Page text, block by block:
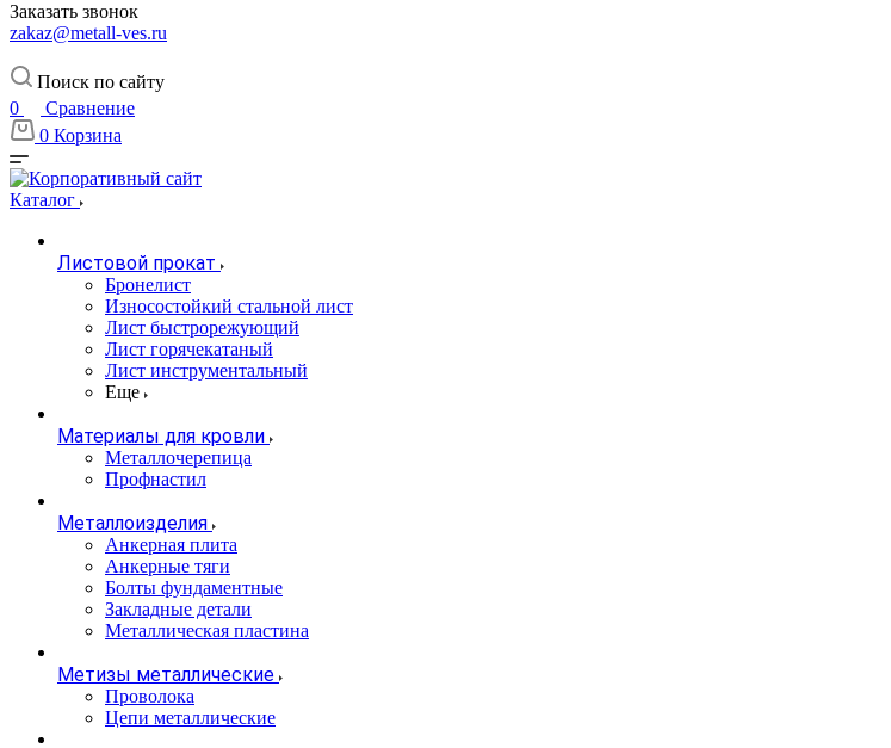
Заказать звонок
zakaz@metall-ves.ru
Поиск по сайту
0
Сравнение
0 Корзина
Каталог
Листовой прокат
Бронелист
Износостойкий стальной лист
Лист быстрорежующий
Лист горячекатаный
Лист инструментальный
Еще
Материалы для кровли
Металлочерепица
Профнастил
Металлоизделия
Анкерная плита
Анкерные тяги
Болты фундаментные
Закладные детали
Металлическая пластина
Метизы металлические
Проволока
Цепи металлические